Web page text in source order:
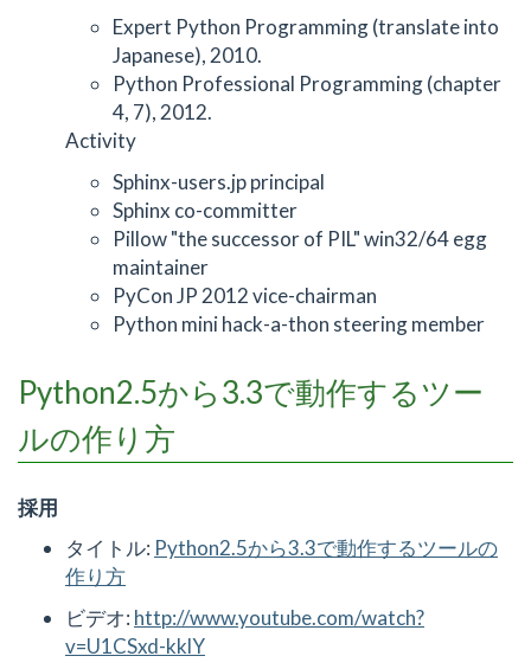
Expert Python Programming (translate into
Japanese), 2010.
Python Professional Programming (chapter
4, 7), 2012.
Activity
Sphinx-users.jp principal
Sphinx co-committer
Pillow "the successor of PIL" win32/64 egg
maintainer
PyCon JP 2012 vice-chairman
Python mini hack-a-thon steering member
Python2.5から3.3で動作するツー
ルの作り方
採用
タイトル: Python2.5から3.3で動作するツールの
作り方
ビデオ: http://www.youtube.com/watch?
v=U1CSxd-kklY